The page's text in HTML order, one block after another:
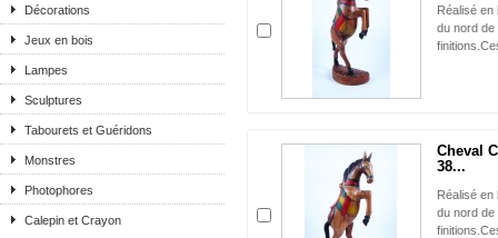
Décorations
Jeux en bois
Lampes
Sculptures
Tabourets et Guéridons
Monstres
Photophores
Calepin et Crayon
Réalisé
du nord de
Cheval
38...
Réalisé
du nord de